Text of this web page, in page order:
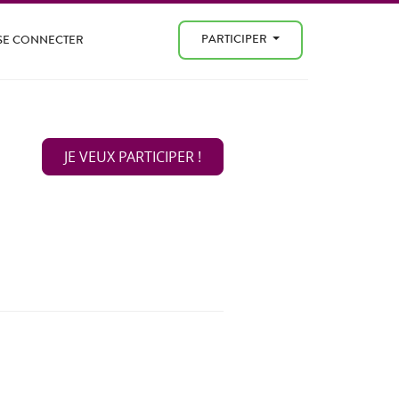
CONNECTER PARTICIPER
JE VEUX PARTICIPER !